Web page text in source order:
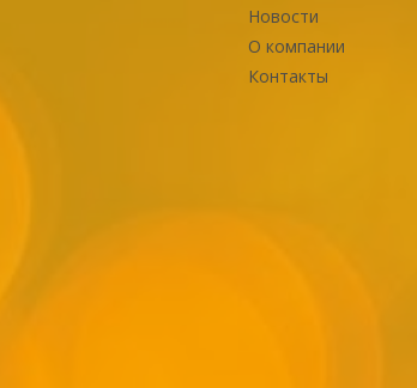
Новости
О компании
Контакты